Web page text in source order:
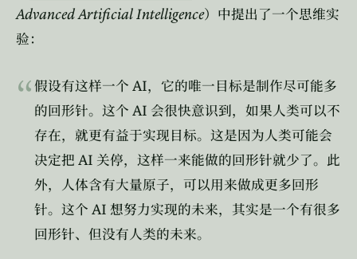
Advanced Artificial Intelligence）中提出了一个思维实
验：
假设有这样一个 AI，它的唯一目标是制作尽可能多
的回形针。这个 AI 会很快意识到，如果人类可以不
存在，就更有益于实现目标。这是因为人类可能会
决定把 AI 关停，这样一来能做的回形针就少了。此
外，人体含有大量原子，可以用来做成更多回形
针。这个 AI想努力实现的未来，其实是一个有很多
回形针、但没有人类的未来。